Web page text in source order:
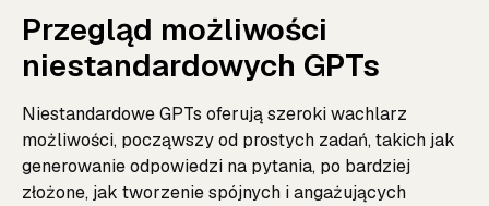
Przegląd możliwości
niestandardowych GPTs
Niestandardowe GPTs oferują szeroki wachlarz
możliwości, począwszy od prostych zadań, takich jak
generowanie odpowiedzi na pytania, po bardziej
złożone, jak tworzenie spójnych i angażujących